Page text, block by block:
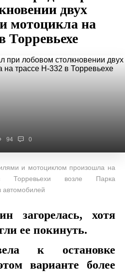
двух
мотоцикла на
Торревьехе
94 0
и мотоциклом произошла на
Торревьехи возле Парка
автомобилей
загорелась, хотя
ее покинуть.
к остановке
варианте более